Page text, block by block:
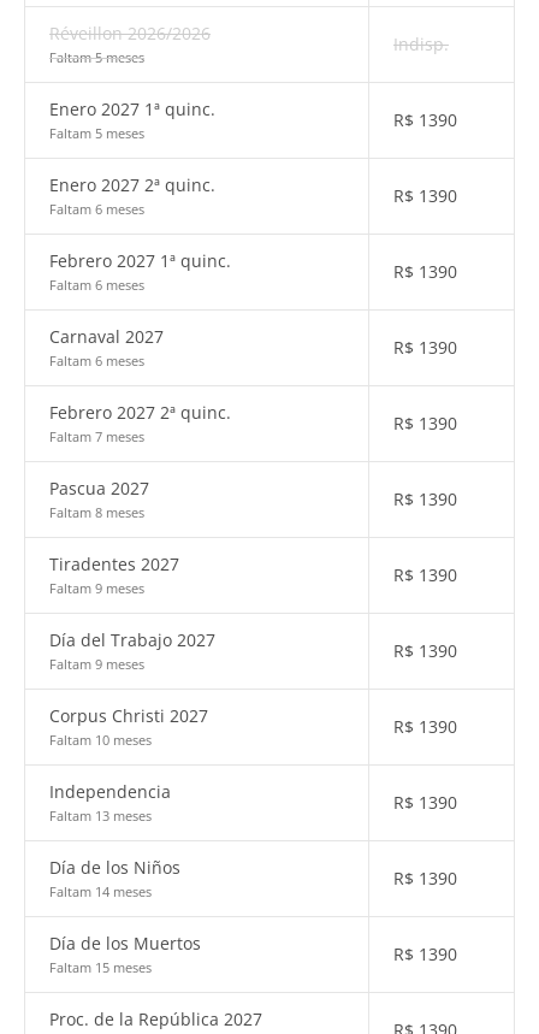
Réveillon 2026/2026
Faltam 5 meses
Indisp.
Enero 2027 1ª quinc.
Faltam 5 meses
R$ 1390
Enero 2027 2ª quinc.
Faltam 6 meses
R$ 1390
Febrero 2027 1ª quinc.
Faltam 6 meses
R$ 1390
Carnaval 2027
Faltam 6 meses
R$ 1390
Febrero 2027 2ª quinc.
Faltam 7 meses
R$ 1390
Pascua 2027
Faltam 8 meses
R$ 1390
Tiradentes 2027
Faltam 9 meses
R$ 1390
Día del Trabajo 2027
Faltam 9 meses
R$ 1390
Corpus Christi 2027
Faltam 10 meses
R$ 1390
Independencia
Faltam 13 meses
R$ 1390
Día de los Niños
Faltam 14 meses
R$ 1390
Día de los Muertos
Faltam 15 meses
R$ 1390
Proc. de la República 2027